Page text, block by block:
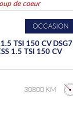
de coeur
OCCASION
TSI 150 CV DSG7
1.5 TSI 150 CV
30800 KM